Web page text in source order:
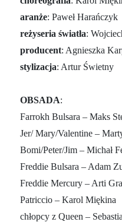
aranże: Paweł Harańczyk
reżyseria światła:
producent: Agnieszka
stylizacja: Artur Świetny
OBSADA:
Farrokh Bulsara – Maks
Jer/ Mary/Valentine –
Bomi/Peter/Jim – Michał
Freddie Bulsara – Adam
Freddie Mercury – Arti
Patriccio – Karol Miękina
chłopcy z Queen –